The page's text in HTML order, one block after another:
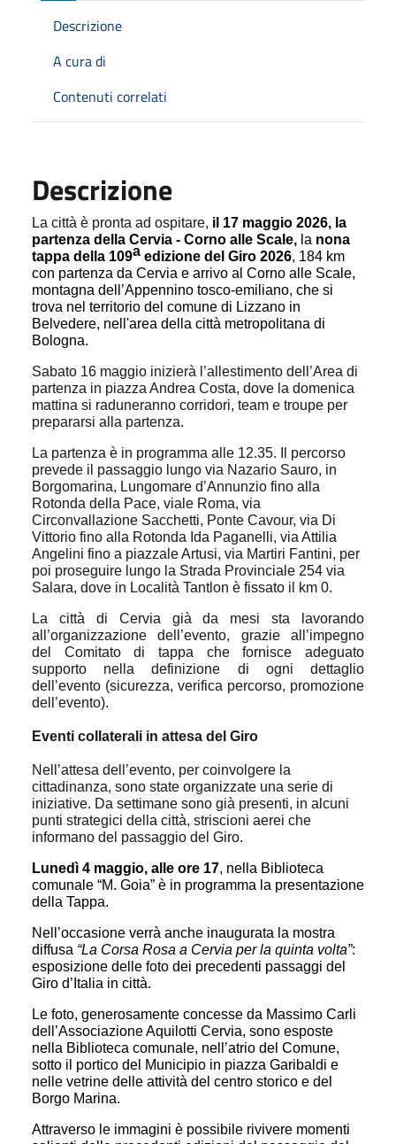
Descrizione
A cura di
Contenuti correlati
Descrizione
La città è pronta ad ospitare, il 17 maggio 2026, la
partenza della Cervia - Corno alle Scale, la nona
tappa della 109a edizione del Giro 2026, 184 km
con partenza da Cervia e arrivo al Corno alle Scale,
montagna dell’Appennino tosco-emiliano, che si
trova nel territorio del comune di Lizzano in
Belvedere, nell'area della città metropolitana di
Bologna.
Sabato 16 maggio inizierà l’allestimento dell’Area di
partenza in piazza Andrea Costa, dove la domenica
mattina si raduneranno corridori, team e troupe per
prepararsi alla partenza.
La partenza è in programma alle 12.35. Il percorso
prevede il passaggio lungo via Nazario Sauro, in
Borgomarina, Lungomare d’Annunzio fino alla
Rotonda della Pace, viale Roma, via
Circonvallazione Sacchetti, Ponte Cavour, via Di
Vittorio fino alla Rotonda Ida Paganelli, via Attilia
Angelini fino a piazzale Artusi, via Martiri Fantini, per
poi proseguire lungo la Strada Provinciale 254 via
Salara, dove in Località Tantlon è fissato il km 0.
La città di Cervia già da mesi sta lavorando
all’organizzazione dell’evento, grazie all’impegno
del Comitato di tappa che fornisce adeguato
supporto nella definizione di ogni dettaglio
dell’evento (sicurezza, verifica percorso, promozione
dell’evento).
Eventi collaterali in attesa del Giro
Nell’attesa dell’evento, per coinvolgere la
cittadinanza, sono state organizzate una serie di
iniziative. Da settimane sono già presenti, in alcuni
punti strategici della città, striscioni aerei che
informano del passaggio del Giro.
Lunedì 4 maggio, alle ore 17, nella Biblioteca
comunale “M. Goia” è in programma la presentazione
della Tappa.
Nell’occasione verrà anche inaugurata la mostra
diffusa “La Corsa Rosa a Cervia per la quinta volta”:
esposizione delle foto dei precedenti passaggi del
Giro d’Italia in città.
Le foto, generosamente concesse da Massimo Carli
dell’Associazione Aquilotti Cervia, sono esposte
nella Biblioteca comunale, nell’atrio del Comune,
sotto il portico del Municipio in piazza Garibaldi e
nelle vetrine delle attività del centro storico e del
Borgo Marina.
Attraverso le immagini è possibile rivivere momenti